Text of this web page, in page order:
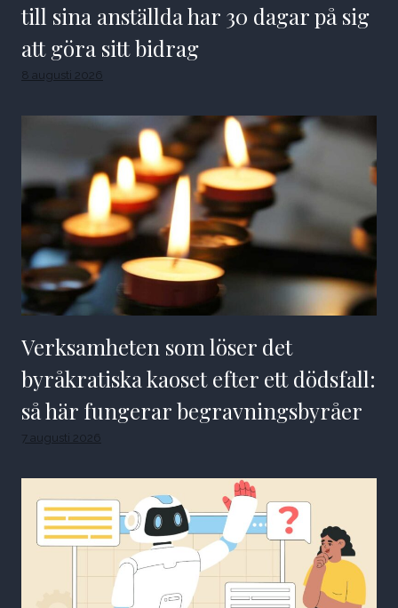
till sina anställda har 30 dagar på sig
att göra sitt bidrag
8 augusti 2026
Verksamheten som löser det
byråkratiska kaoset efter ett dödsfall:
så här fungerar begravningsbyråer
7 augusti 2026